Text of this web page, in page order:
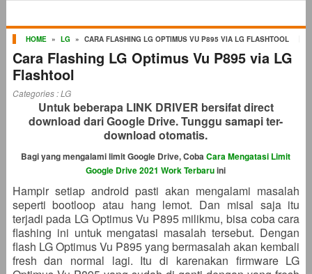
HOME » LG » CARA FLASHING LG OPTIMUS VU P895 VIA LG FLASHTOOL
Cara Flashing LG Optimus Vu P895 via LG
Flashtool
Categories :LG
Untuk beberapa LINK DRIVER bersifat direct
download dari Google Drive. Tunggu samapi ter-
download otomatis.
Bagi yang mengalami limit Google Drive, CobaCara Mengatasi Limit
Google Drive 2021 Work Terbaruini
Hampir setiap android pasti akan mengalami masalah
seperti bootloop atau hang lemot. Dan misal saja itu
terjadi pada LG Optimus Vu P895 milikmu, bisa coba cara
flashing ini untuk mengatasi masalah tersebut. Dengan
flash LG Optimus Vu P895 yang bermasalah akan kembali
fresh dan normal lagi. Itu di karenakan firmware LG